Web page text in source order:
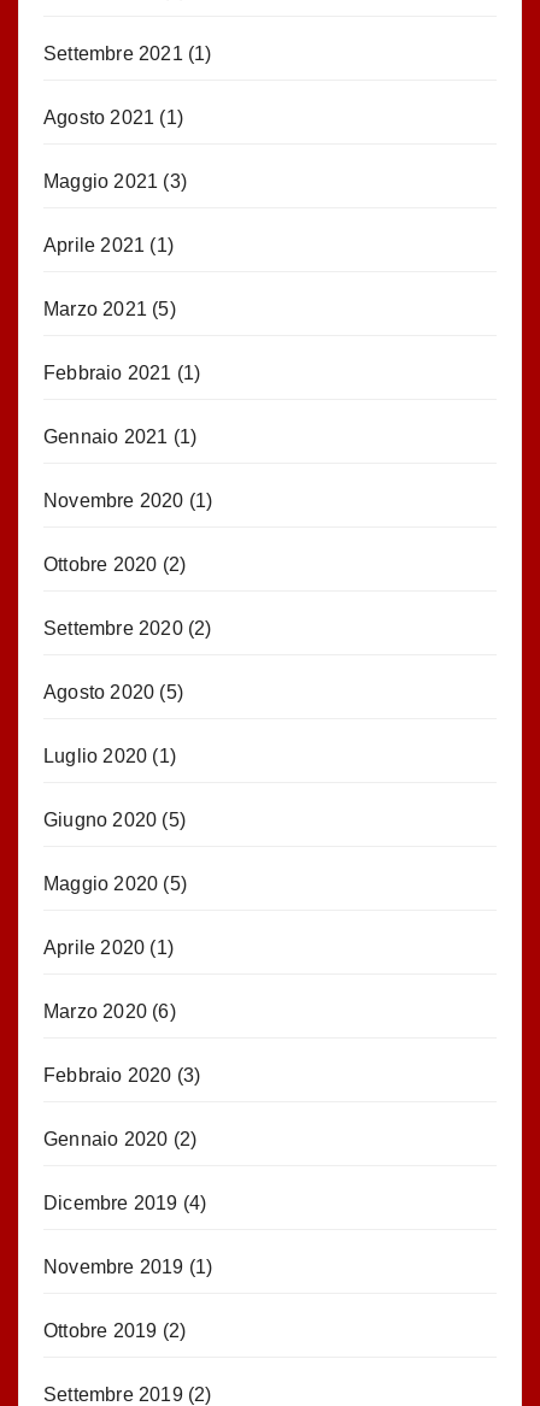
Settembre 2021 (1)
Agosto 2021 (1)
Maggio 2021 (3)
Aprile 2021 (1)
Marzo 2021 (5)
Febbraio 2021 (1)
Gennaio 2021 (1)
Novembre 2020 (1)
Ottobre 2020 (2)
Settembre 2020(2)
Agosto 2020 (5)
Luglio 2020 (1)
Giugno 2020 (5)
Maggio 2020 (5)
Aprile 2020 (1)
Marzo 2020 (6)
Febbraio 2020 (3)
Gennaio 2020 (2)
Dicembre 2019 (4)
Novembre 2019 (1)
Ottobre 2019 (2)
Settembre 2019(2)